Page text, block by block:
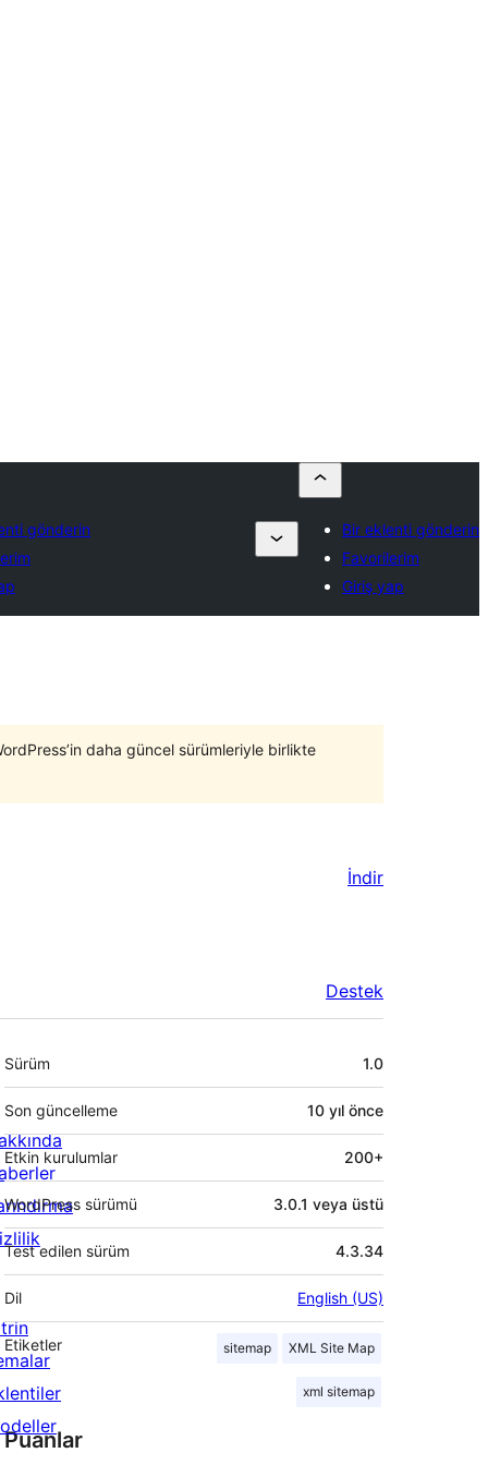
gönderin
Bir eklenti gönderin
Favorilerim
Giriş yap
daha güncel sürümleriyle birlikte
İndir
Destek
Meta
Sürüm 1.0
Son güncelleme 10 yıl önce
Etkin kurulumlar 200+
WordPress sürümü 3.0.1 veya üstü
Test edilen sürüm 4.3.34
Dil English (US)
Etiketler sitemap XML Site Map
xml sitemap
Puanlar